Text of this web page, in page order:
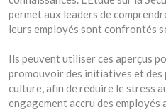
permet aux leaders de
leurs employés sont confrontés
Ils peuvent utiliser ces aperçus
promouvoir des initiatives et des
culture, afin de réduire le stress
engagement accru des employés